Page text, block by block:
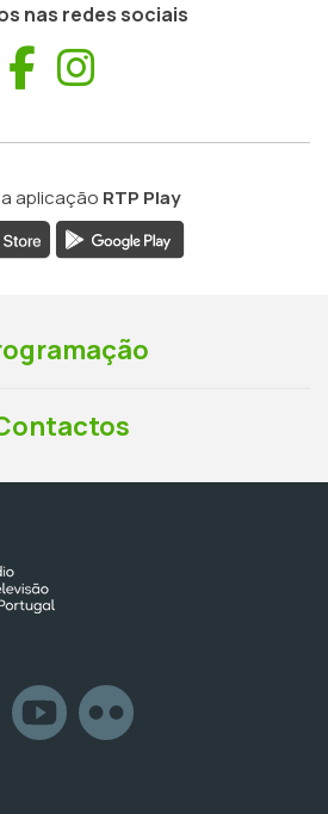
nas redes sociais
Facebook
aplicação RTP Play